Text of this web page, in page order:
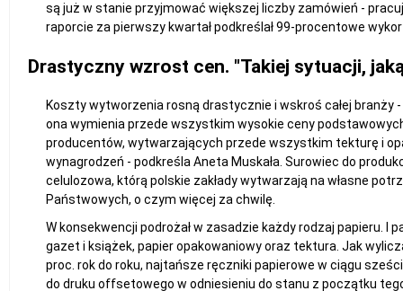
są już w stanie przyjmować większej liczby zamówień -
raporcie za pierwszy kwartał podkreślał 99-procentowe
Drastyczny wzrost cen. "Takiej sytuacji,
Koszty wytworzenia rosną drastycznie i wskroś całej branży
ona wymienia przede wszystkim wysokie ceny
producentów, wytwarzających przede wszystkim tekturę i
wynagrodzeń - podkreśla Aneta Muskała. Surowiec do
celulozowa, którą polskie zakłady wytwarzają na własne
Państwowych, o czym więcej za chwilę.
W konsekwencji podrożał w zasadzie każdy rodzaj papieru. I
gazet i książek, papier opakowaniowy oraz tektura. Jak
proc. rok do roku, najtańsze ręczniki papierowe w ciągu
do druku offsetowego w odniesieniu do stanu z początku